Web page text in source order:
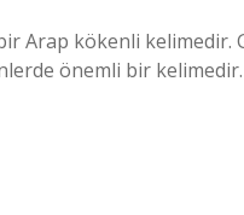
kökenli kelimedir.
önemli bir